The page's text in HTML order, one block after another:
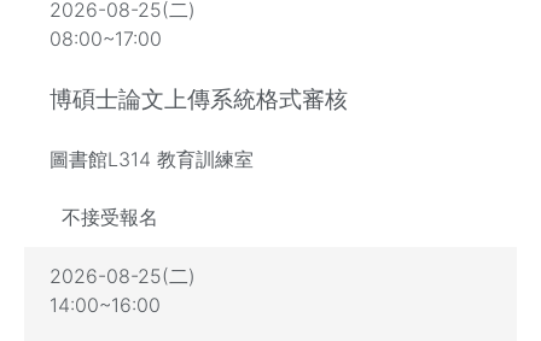
2026-08-25(二)
08:00~17:00
博碩士論文上傳系統格式審核
圖書館L314 教育訓練室
不接受報名
2026-08-25(二)
14:00~16:00